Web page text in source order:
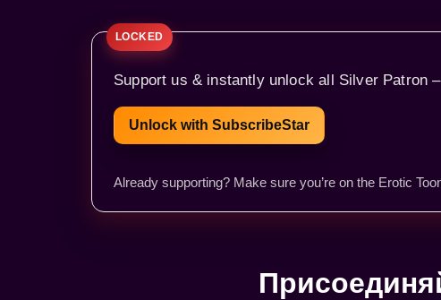
Support us & instantly unlock all Silver Patron
Unlock with SubscribeStar
Already supporting? Make sure you’re on the Erotic